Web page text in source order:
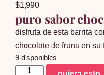
$1,990
puro sabor
disfruta de esta barrita
chocolate de fruna en su
9 disponibles
puro
quiero esto